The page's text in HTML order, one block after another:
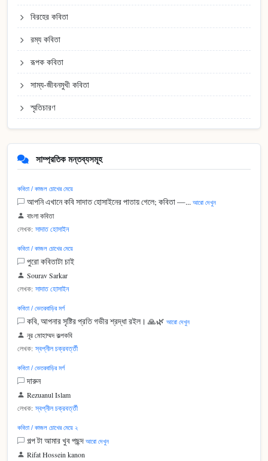
বিরহের কবিতা
রম্য কবিতা
রূপক কবিতা
সাম্য-জীবনমুখী কবিতা
স্মৃতিচারণ
সাম্প্রতিক মন্তব্যসমূহ
কবিতা / কাজল চোখের মেয়ে
আপনি এখানে কবি সাদাত হোসাইনের পাতায় গেলে; কবিতা —... আরো দেখুন
বাংলা কবিতা
লেখক: সাদাত হোসাইন
কবিতা / কাজল চোখের মেয়ে
পুরো কবিতাটা চাই
Sourav Sarkar
লেখক: সাদাত হোসাইন
কবিতা / ভেতরবাড়ির মর্গ
কবি, আপনার সৃষ্টির প্রতি গভীর শ্রদ্ধা রইল। 🙏🌿 আরো দেখুন
নূর মোহাম্মদ কল্পকবি
লেখক: স্বপ্নীল চক্রবর্ত্তী
কবিতা / ভেতরবাড়ির মর্গ
দারুন
Rezuanul Islam
লেখক: স্বপ্নীল চক্রবর্ত্তী
কবিতা / কাজল চোখের মেয়ে ২
গল্প টা আমার খুব পছন্দ আরো দেখুন
Rifat Hossein kanon